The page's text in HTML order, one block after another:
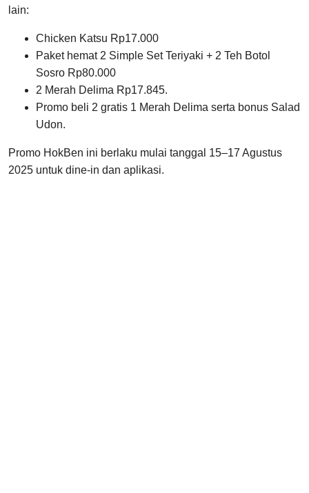
lain:
Chicken Katsu Rp17.000
Paket hemat 2 Simple Set Teriyaki + 2 Teh Botol
Sosro Rp80.000
2 Merah Delima Rp17.845.
Promo beli 2 gratis 1 Merah Delima serta bonus Salad
Udon.
Promo HokBen ini berlaku mulai tanggal 15–17 Agustus
2025 untuk dine-in dan aplikasi.